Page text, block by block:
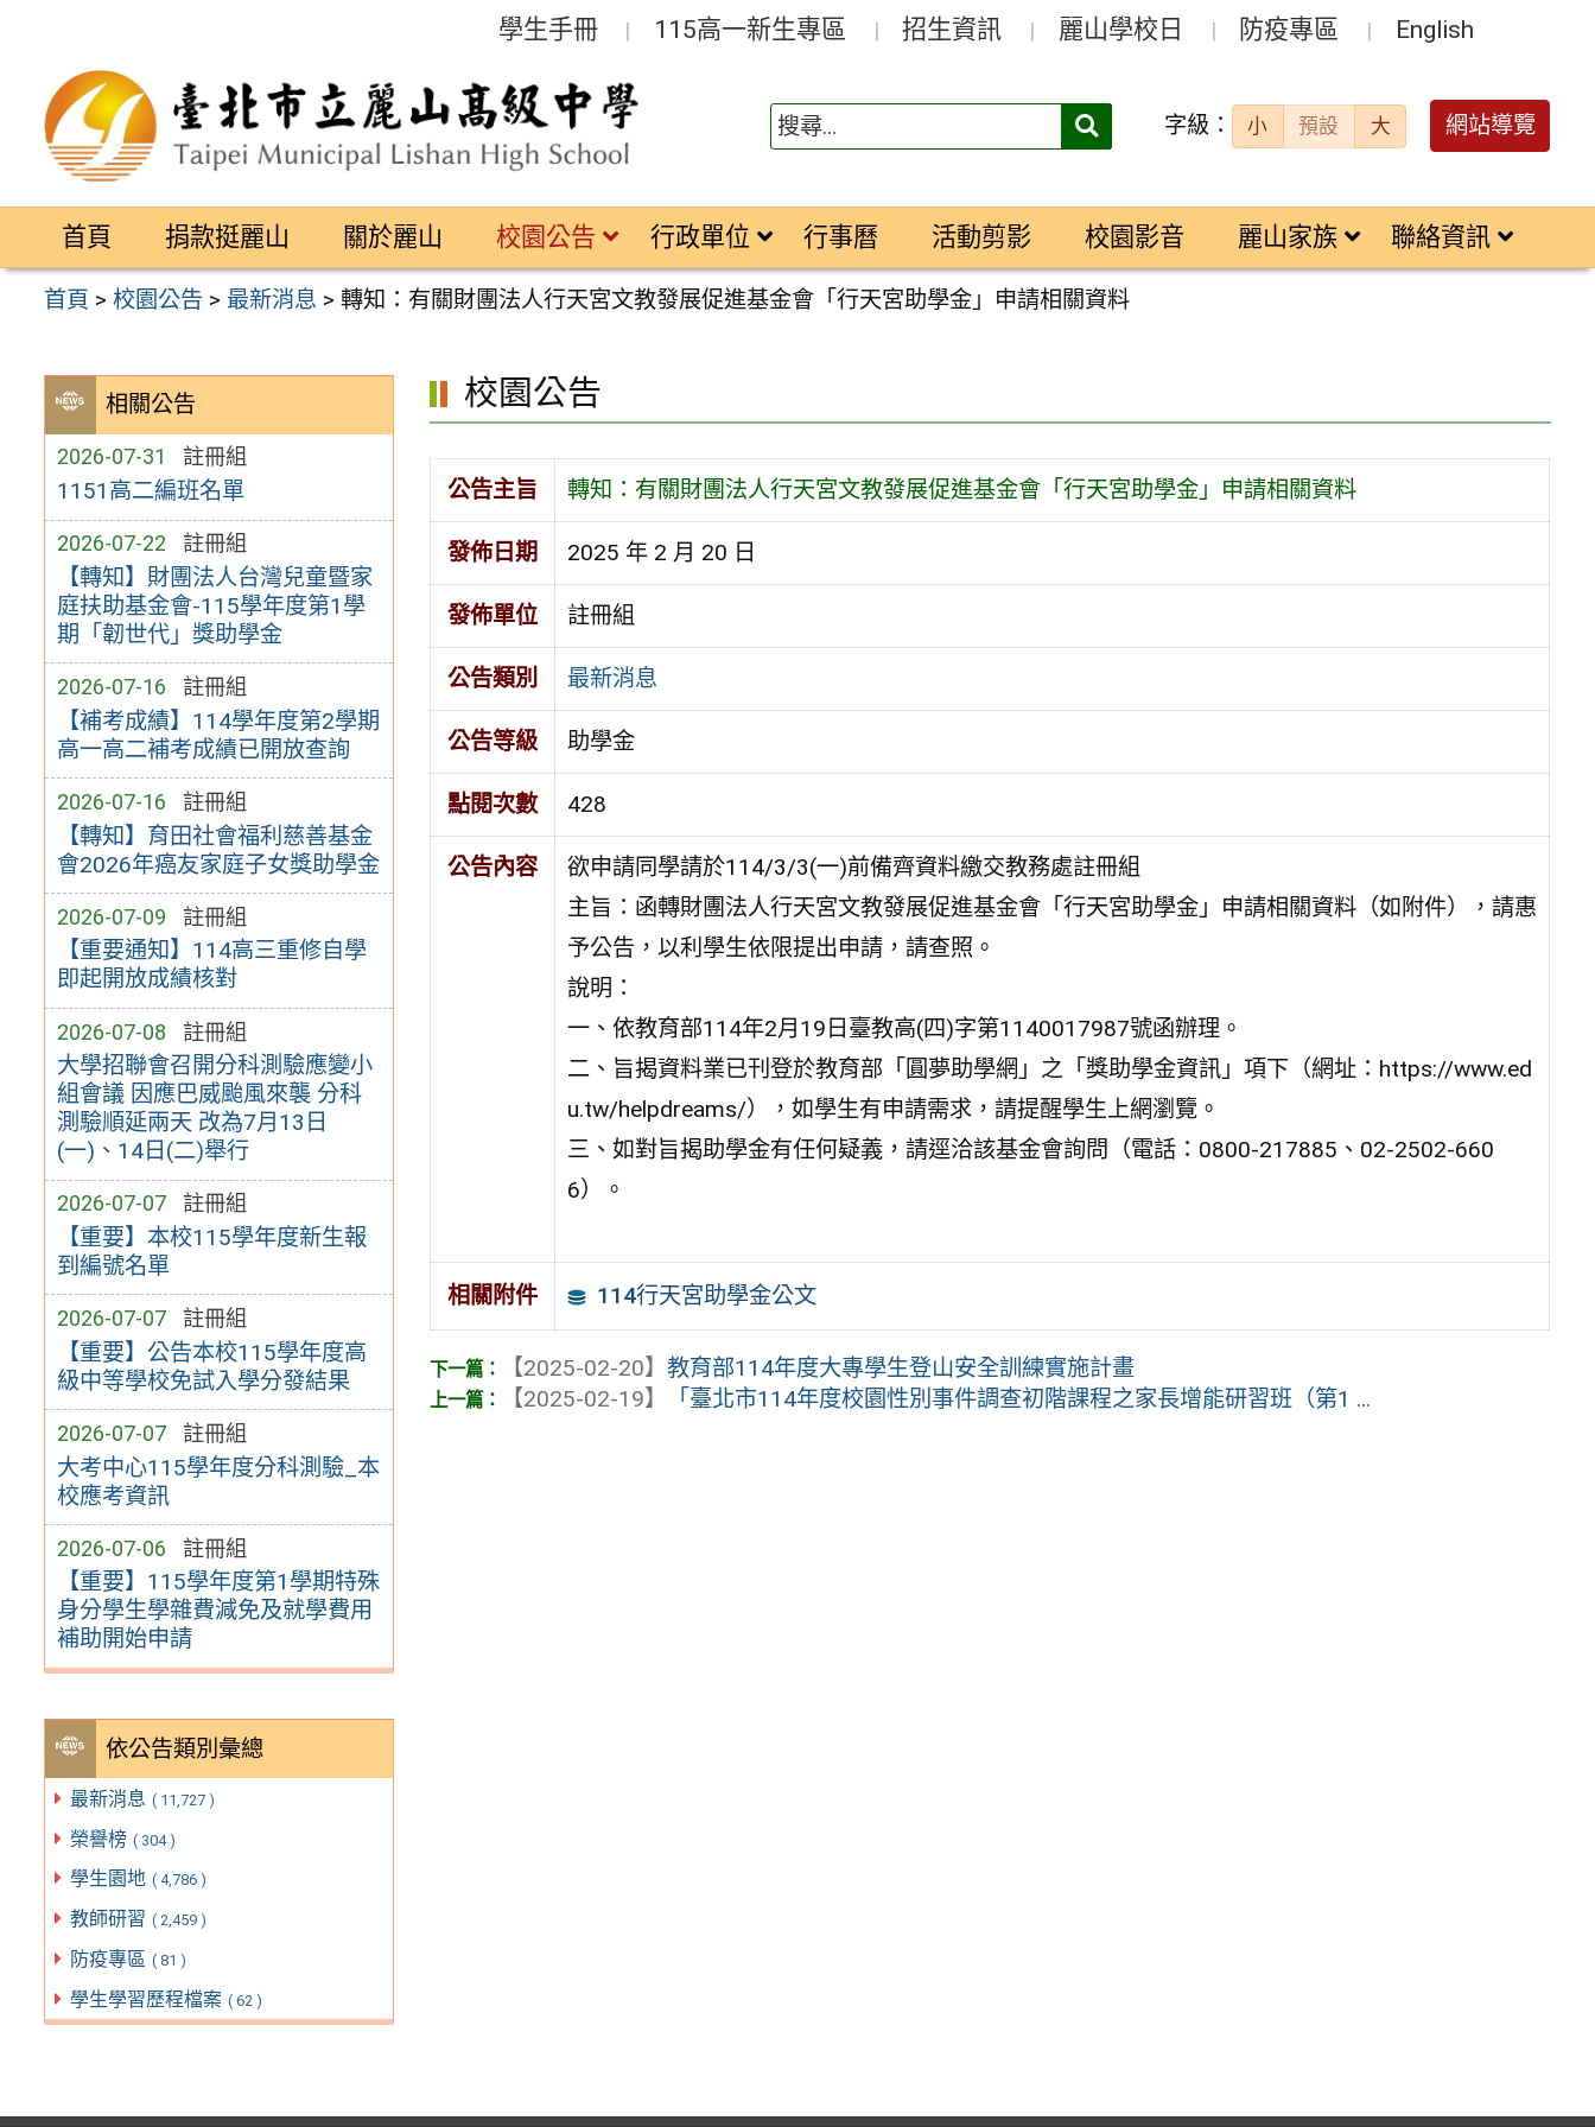
區
學生手冊 115高一新生專區 招生資訊 麗山學校日 防疫專區 English
搜
字級： 小 預設 大 網站導覽
首頁 捐款挺麗山 關於麗山 校園公告 行政單位 行事曆 活動剪影 校園影音 麗山家族 聯絡資訊
首頁 >校園公告 > 最新消息 >轉知：有關財團法人行天宮文教發展促進基金會「行天宮助學金」申請相關資料
相關公告
2026-07-31 註冊組
1151高二編班名單
2026-07-22 註冊組
【轉知】財團法人台灣兒童暨家
庭扶助基金會-115學年度第1學
期「韌世代」獎助學金
2026-07-16 註冊組
【補考成績】114學年度第2學期
高一高二補考成績已開放查詢
2026-07-16 註冊組
【轉知】育田社會福利慈善基金
會2026年癌友家庭子女獎助學金
2026-07-09 註冊組
【重要通知】114高三重修自學
即起開放成績核對
2026-07-08 註冊組
大學招聯會召開分科測驗應變小
組會議 因應巴威颱風來襲 分科
測驗順延兩天 改為7月13日
(一)、14日(二)舉行
2026-07-07 註冊組
【重要】本校115學年度新生報
到編號名單
2026-07-07 註冊組
【重要】公告本校115學年度高
級中等學校免試入學分發結果
2026-07-07 註冊組
大考中心115學年度分科測驗_本
校應考資訊
2026-07-06 註冊組
【重要】115學年度第1學期特殊
身分學生學雜費減免及就學費用
補助開始申請
依公告類別彙總
最新消息 ( 11,727 )
榮譽榜 ( 304 )
學生園地 ( 4,786 )
教師研習 ( 2,459 )
防疫專區 ( 81 )
學生學習歷程檔案 ( 62 )
校園公告
公告主旨 轉知：有關財團法人行天宮文教發展促進基金會「行天宮助學金」申請相關資料
發佈日期 2025 年 2 月 20 日
發佈單位 註冊組
公告類別 最新消息
公告等級 助學金
點閱次數 428
公告內容
欲申請同學請於114/3/3(一)前備齊資料繳交教務處註冊組
主旨：函轉財團法人行天宮文教發展促進基金會「行天宮助學金」申請相關資料（如附件），請惠
予公告，以利學生依限提出申請，請查照。
說明：
一、依教育部114年2月19日臺教高(四)字第1140017987號函辦理。
二、旨揭資料業已刊登於教育部「圓夢助學網」之「獎助學金資訊」項下（網址：https://www.ed
u.tw/helpdreams/），如學生有申請需求，請提醒學生上網瀏覽。
三、如對旨揭助學金有任何疑義，請逕洽該基金會詢問（電話：0800-217885、02-2502-660
6）。
相關附件 114行天宮助學金公文
【2025-02-20】教育部114年度大專學生登山安全訓練實施計畫
【2025-02-19】
「臺北市114年度校園性別事件調查初階課程之家長增能研習班（第1 ...